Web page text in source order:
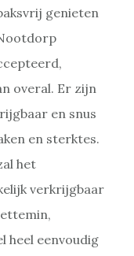
genieten
overal. Er zijn
en snus
en sterktes.
het
verkrijgbaar
heel eenvoudig